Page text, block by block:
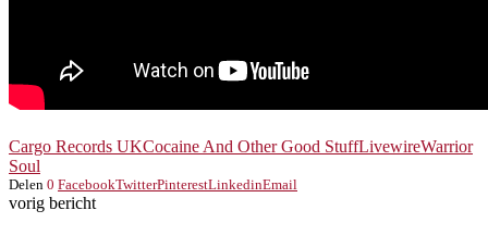
Cargo Records UKCocaine And Other Good StuffLivewireWarrior
Soul
Delen 0 FacebookTwitterPinterestLinkedinEmail
vorig bericht